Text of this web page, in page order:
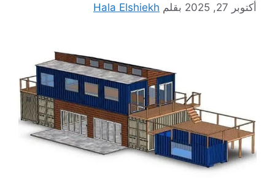
أكتوبر 27, 2025 بقلم Hala Elshiekh